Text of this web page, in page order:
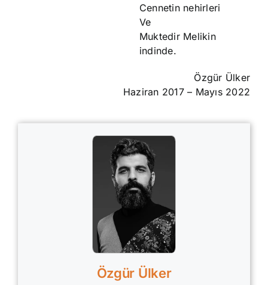
Cennetin nehirleri
Ve
Muktedir Melikin
indinde.
Özgür Ülker
Haziran 2017 – Mayıs 2022
Özgür Ülker